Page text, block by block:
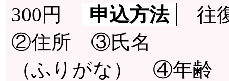
300円
申込方法
往
②住所 ③氏名
（ふりがな） ④年